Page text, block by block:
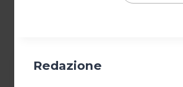
Redazione